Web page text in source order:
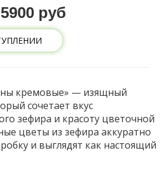
5900 руб
кремовые» — изящный
сочетает вкус
зефира и красоту цветочной
цветы из зефира аккуратно
и выглядят как настоящий